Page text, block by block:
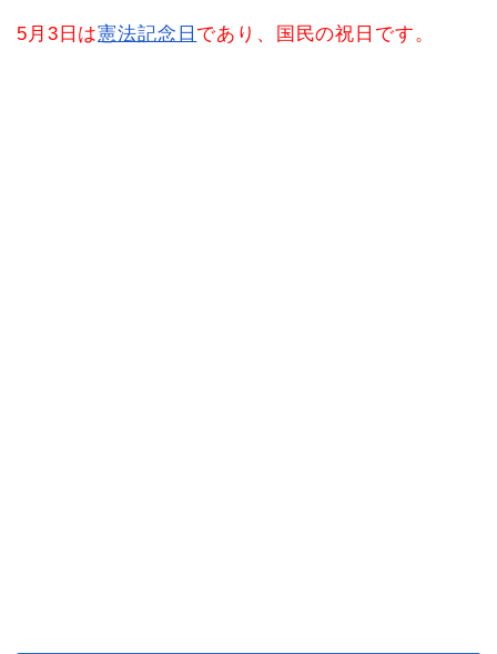
5月3日は憲法記念日 であり、国民の祝日です。